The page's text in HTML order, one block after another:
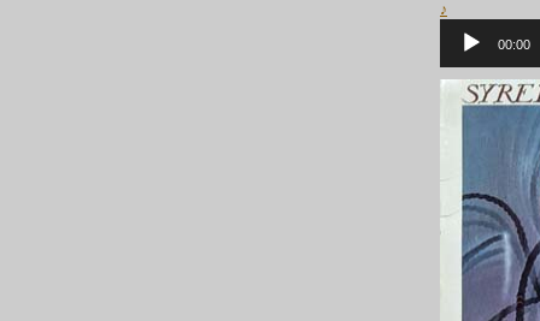
♪
00:00